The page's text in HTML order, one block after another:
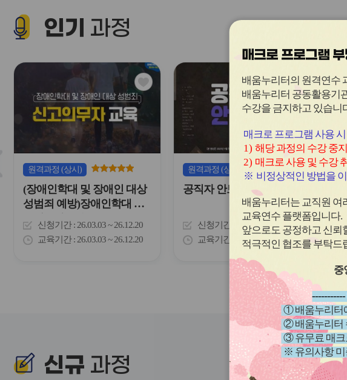
간
니
다.
인기 과정
관
심
아
이
콘
원격과정 (상시)
(장애인학대 및 장애인 대상
성범죄 예방)장애인학대 신
고의무자 교육
신청기간 26.03.03 ~ 26.12.20
교육기간 26.03.03 ~ 26.12.20
관
심
아
이
콘
원격과정 (상시)
공직자 안보교육
신청기간
26.02.03 ~ 26.12.20
교육기간
26.02.03 ~ 26.12.20
신규 과정
매크로 프로그램
배움누리터의 원격연수
배움누리터 공동활용기
수강을 금지하고 있습니
매크로 프로그램 사용
1) 해당 과정의 수강 중
2) 매크로 사용 및 수강
※ 비정상적인 방법을
배움누리터는 교직원 여
교육연수 플랫폼입니다.
앞으로도 공정하고 신뢰
적극적인 협조를 부탁드
중
① 배움누리터
② 배움누리터
③ 유무료 매크
※ 유의사항 미